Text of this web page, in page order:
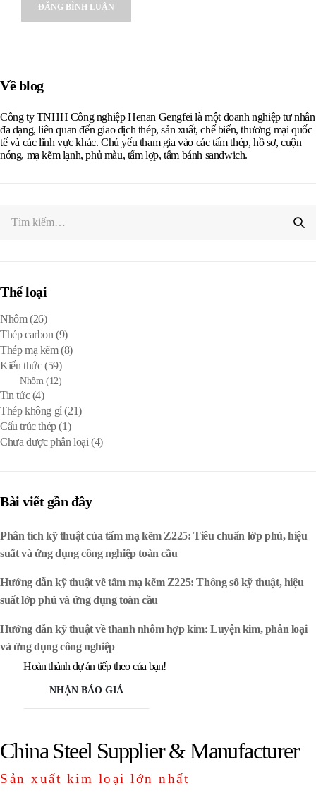
Về blog
Công ty TNHH Công nghiệp Henan Gengfei là một doanh nghiệp tư nhân
đa dạng, liên quan đến giao dịch thép, sản xuất, chế biến, thương mại quốc
tế và các lĩnh vực khác. Chủ yếu tham gia vào các tấm thép, hồ sơ, cuộn
nóng, mạ kẽm lạnh, phủ màu, tấm lợp, tấm bánh sandwich.
Thể loại
Nhôm(26)
Thép carbon (9)
Thép mạ kẽm(8)
Kiến thức(59)
Nhôm (12)
Tin tức(4)
Thép không gỉ(21)
Cấu trúc thép(1)
Chưa được phân loại (4)
Bài viết gần đây
Phân tích kỹ thuật của tấm mạ kẽm Z225: Tiêu chuẩn lớp phủ, hiệu
suất và ứng dụng công nghiệp toàn cầu
Hướng dẫn kỹ thuật về tấm mạ kẽm Z225: Thông số kỹ thuật, hiệu
suất lớp phủ và ứng dụng toàn cầu
Hướng dẫn kỹ thuật về thanh nhôm hợp kim: Luyện kim, phân loại
và ứng dụng công nghiệp
Hoàn thành dự án tiếp theo của bạn!
NHẬN BÁO GIÁ
China Steel Supplier & Manufacturer
Sản xuất kim loại lớn nhất